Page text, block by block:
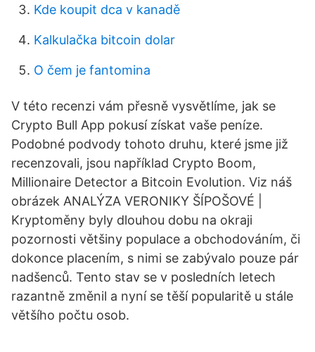
Kde koupit dca v kanadě
Kalkulačka bitcoin dolar
O čem je fantomina
V této recenzi vám přesně vysvětlíme, jak se
Crypto Bull App pokusí získat vaše peníze.
Podobné podvody tohoto druhu, které jsme již
recenzovali, jsou například Crypto Boom,
Millionaire Detector a Bitcoin Evolution. Viz náš
obrázek ANALÝZA VERONIKY ŠÍPOŠOVÉ |
Kryptoměny byly dlouhou dobu na okraji
pozornosti většiny populace a obchodováním, či
dokonce placením, s nimi se zabývalo pouze pár
nadšenců. Tento stav se v posledních letech
razantně změnil a nyní se těší popularitě u stále
většího počtu osob.